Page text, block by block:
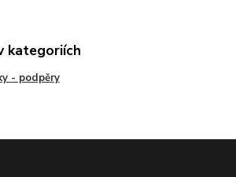
kategoriích
- podpěry